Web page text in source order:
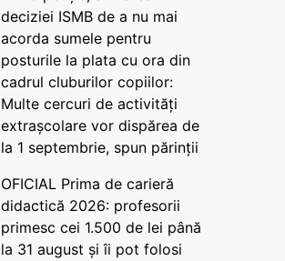
deciziei ISMB de a nu mai
acorda sumele pentru
posturile la plata cu ora din
cadrul cluburilor copiilor:
Multe cercuri de activități
extrașcolare vor dispărea de
la 1 septembrie, spun părinții
OFICIAL Prima de carieră
didactică 2026: profesorii
primesc cei 1.500 de lei până
la 31 august și îi pot folosi